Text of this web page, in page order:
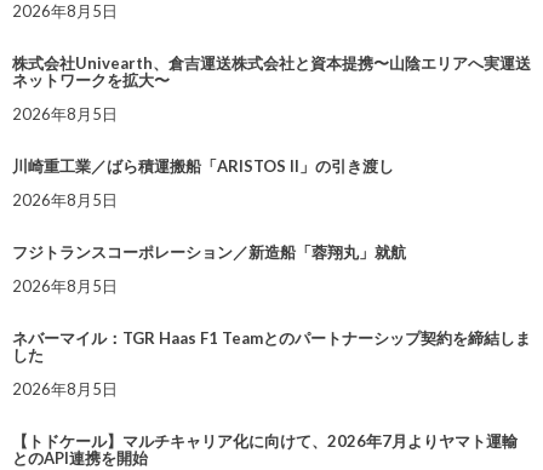
2026年8月5日
株式会社Univearth、倉吉運送株式会社と資本提携〜山陰エリアへ実運送
ネットワークを拡大〜
2026年8月5日
川崎重工業／ばら積運搬船「ARISTOS II」の引き渡し
2026年8月5日
フジトランスコーポレーション／新造船「蓉翔丸」就航
2026年8月5日
ネバーマイル：TGR Haas F1 Teamとのパートナーシップ契約を締結しま
した
2026年8月5日
【トドケール】マルチキャリア化に向けて、2026年7月よりヤマト運輸
とのAPI連携を開始